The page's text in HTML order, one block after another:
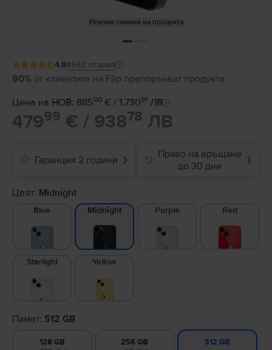
Реални снимки на продукта
4.84940 отзива
90% от клиентите на Flip препоръчват продукта
Цена на НОВ: 88500 € / 1.73091 ЛВ
47999 € / 93878 ЛВ
Гаранция 2 години ❯
Право на връщане
до 30 дни
❯
Цвят: Midnight
Blue Midnight Purple Red
Starlight Yellow
Памет: 512 GB
128 GB 256 GB 512 GB